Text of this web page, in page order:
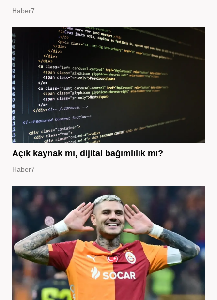
Haber7
Açık kaynak mı, dijital bağımlılık mı?
Haber7